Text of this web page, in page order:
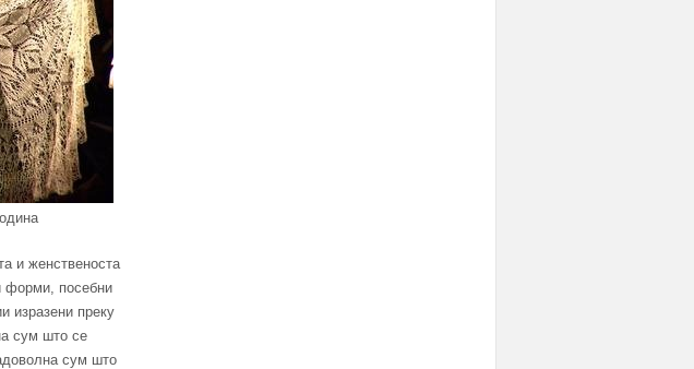
и женственоста
форми, посебни
изразени преку
сум што се
сум што